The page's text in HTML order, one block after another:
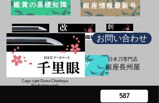
鑑賞の基礎知識 銀座情報最新号
ブログ
お問い合わせ
日本刀専門店
​銀座長州屋
Copy right Ginza Choshuya
Production work